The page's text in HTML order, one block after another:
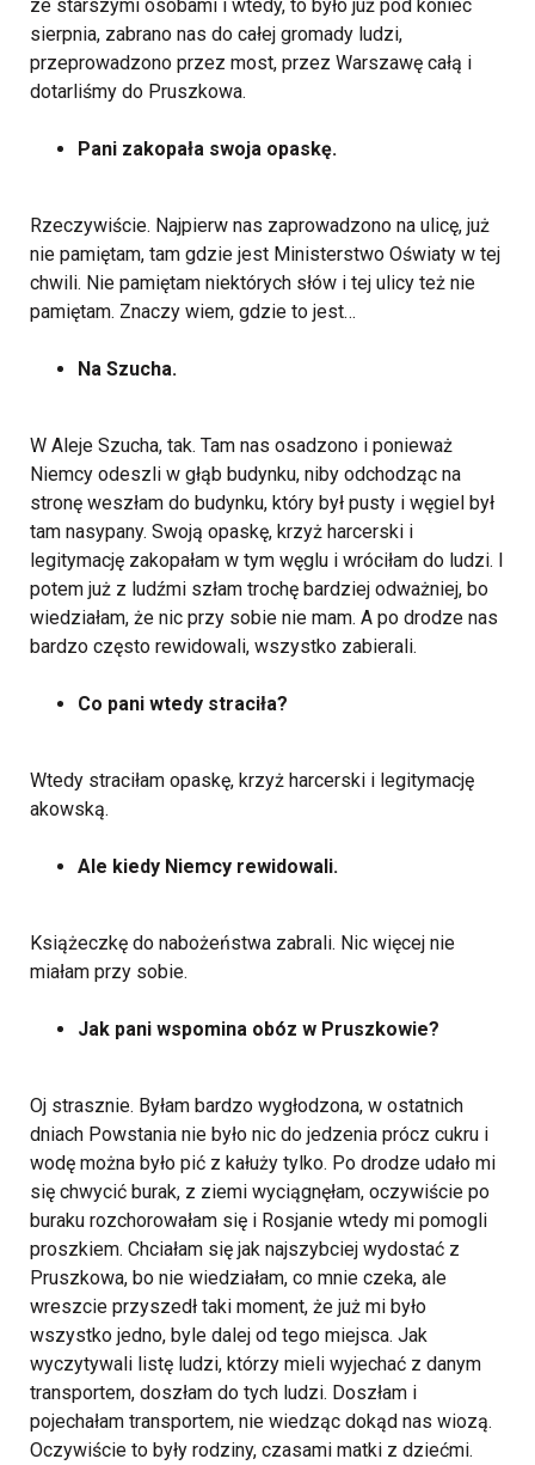
ze starszymi osobami i wtedy, to było już pod koniec
sierpnia, zabrano nas do całej gromady ludzi,
przeprowadzono przez most, przez Warszawę całą i
dotarliśmy do Pruszkowa.
Pani zakopała swoja opaskę.
Rzeczywiście. Najpierw nas zaprowadzono na ulicę, już
nie pamiętam, tam gdzie jest Ministerstwo Oświaty w tej
chwili. Nie pamiętam niektórych słów i tej ulicy też nie
pamiętam. Znaczy wiem, gdzie to jest…
Na Szucha.
W Aleje Szucha, tak. Tam nas osadzono i ponieważ
Niemcy odeszli w głąb budynku, niby odchodząc na
stronę weszłam do budynku, który był pusty i węgiel był
tam nasypany. Swoją opaskę, krzyż harcerski i
legitymację zakopałam w tym węglu i wróciłam do ludzi. I
potem już z ludźmi szłam trochę bardziej odważniej, bo
wiedziałam, że nic przy sobie nie mam. A po drodze nas
bardzo często rewidowali, wszystko zabierali.
Co pani wtedy straciła?
Wtedy straciłam opaskę, krzyż harcerski i legitymację
akowską.
Ale kiedy Niemcy rewidowali.
Książeczkę do nabożeństwa zabrali. Nic więcej nie
miałam przy sobie.
Jak pani wspomina obóz w Pruszkowie?
Oj strasznie. Byłam bardzo wygłodzona, w ostatnich
dniach Powstania nie było nic do jedzenia prócz cukru i
wodę można było pić z kałuży tylko. Po drodze udało mi
się chwycić burak, z ziemi wyciągnęłam, oczywiście po
buraku rozchorowałam się i Rosjanie wtedy mi pomogli
proszkiem. Chciałam się jak najszybciej wydostać z
Pruszkowa, bo nie wiedziałam, co mnie czeka, ale
wreszcie przyszedł taki moment, że już mi było
wszystko jedno, byle dalej od tego miejsca. Jak
wyczytywali listę ludzi, którzy mieli wyjechać z danym
transportem, doszłam do tych ludzi. Doszłam i
pojechałam transportem, nie wiedząc dokąd nas wiozą.
Oczywiście to były rodziny, czasami matki z dziećmi.